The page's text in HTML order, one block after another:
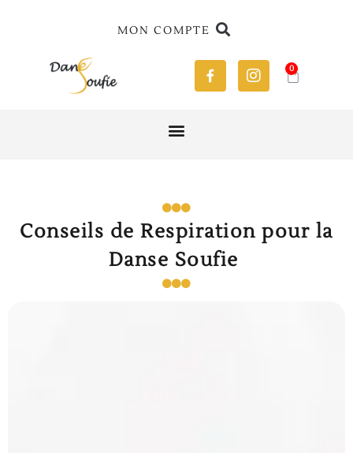
MON COMPTE
0
Conseils de Respiration pour la
Danse Soufie